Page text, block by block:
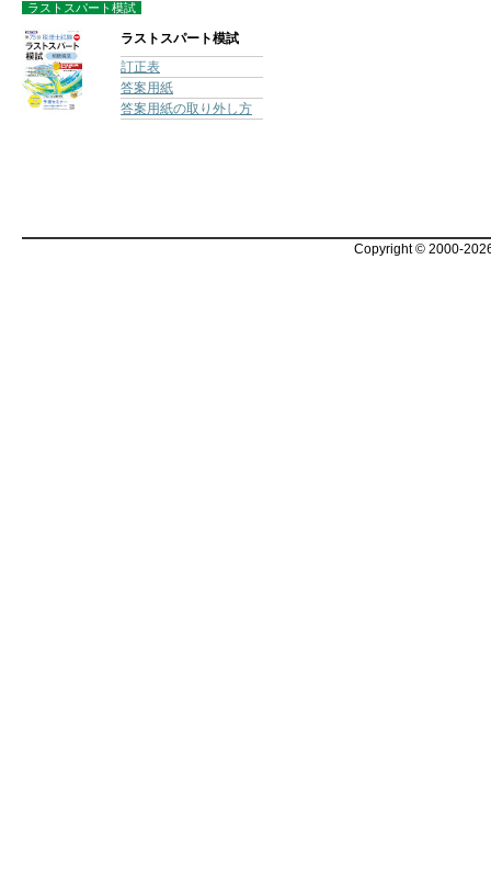
ラストスパート模試
ラストスパート模試
訂正表
答案用紙
答案用紙の取り外し方
Copyright © 2000-